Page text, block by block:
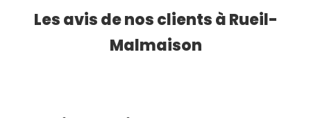
Les avis de nos clients à Rueil-
Malmaison